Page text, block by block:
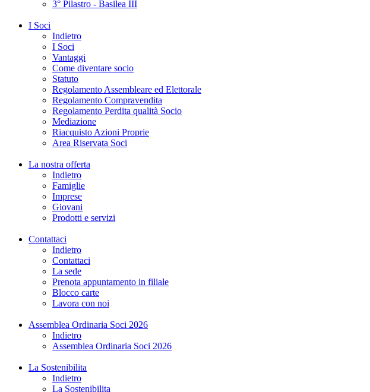
3° Pilastro - Basilea III
I Soci
Indietro
I Soci
Vantaggi
Come diventare socio
Statuto
Regolamento Assembleare ed Elettorale
Regolamento Compravendita
Regolamento Perdita qualità Socio
Mediazione
Riacquisto Azioni Proprie
Area Riservata Soci
La nostra offerta
Indietro
Famiglie
Imprese
Giovani
Prodotti e servizi
Contattaci
Indietro
Contattaci
La sede
Prenota appuntamento in filiale
Blocco carte
Lavora con noi
Assemblea Ordinaria Soci 2026
Indietro
Assemblea Ordinaria Soci 2026
La Sostenibilita
Indietro
La Sostenibilita